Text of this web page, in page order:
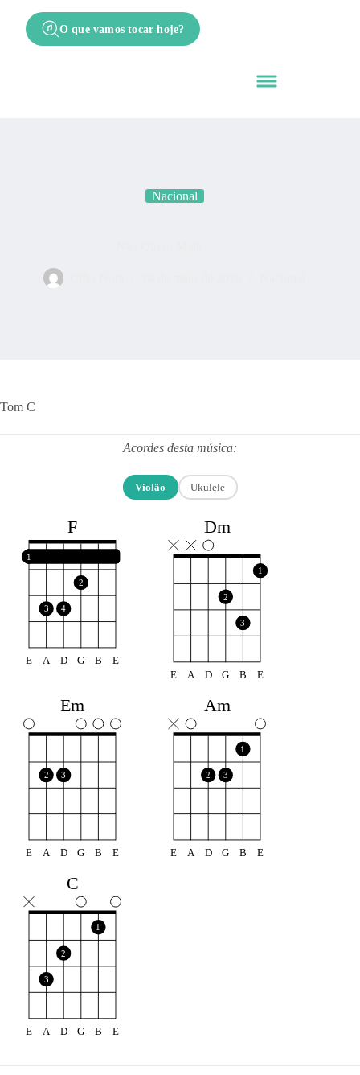
O que vamos tocar hoje?
Nacional
Tom C
Acordes desta música:
Violão Ukulele
F
1
3 4
2
E A D G B E
Dm
2
3
1
E A D G B E
Em
2 3
E A D G B E
Am
2 3
1
E A D G B E
C
3
2
1
E A D G B E